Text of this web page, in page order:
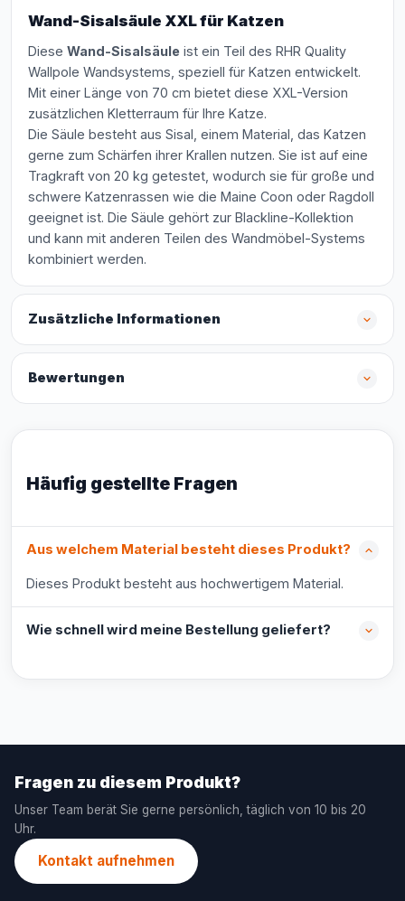
Wand-Sisalsäule XXL für Katzen
Diese Wand-Sisalsäule ist ein Teil des RHR Quality
Wallpole Wandsystems, speziell für Katzen entwickelt.
Mit einer Länge von 70 cm bietet diese XXL-Version
zusätzlichen Kletterraum für Ihre Katze.
Die Säule besteht aus Sisal, einem Material, das Katzen
gerne zum Schärfen ihrer Krallen nutzen. Sie ist auf eine
Tragkraft von 20 kg getestet, wodurch sie für große und
schwere Katzenrassen wie die Maine Coon oder Ragdoll
geeignet ist. Die Säule gehört zur Blackline-Kollektion
und kann mit anderen Teilen des Wandmöbel-Systems
kombiniert werden.
Zusätzliche Informationen
Bewertungen
Häufig gestellte Fragen
Aus welchem Material besteht dieses Produkt?
Dieses Produkt besteht aus hochwertigem Material.
Wie schnell wird meine Bestellung geliefert?
Fragen zu diesem Produkt?
Unser Team berät Sie gerne persönlich, täglich von 10 bis 20
Uhr.
Kontakt aufnehmen